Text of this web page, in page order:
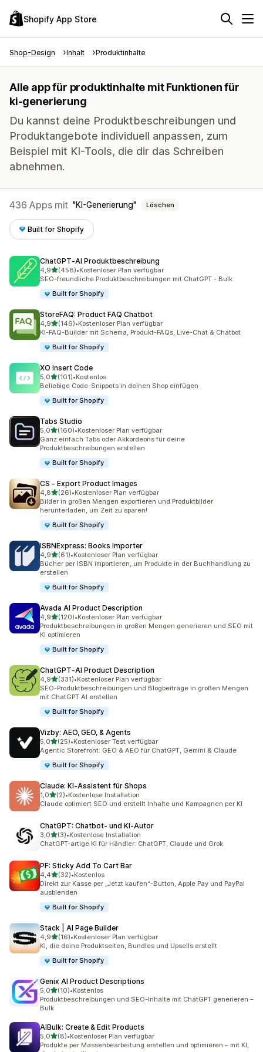
Shopify App Store
Shop-Design Inhalt Produktinhalte
Alle app für produktinhalte mit Funktionen für
ki-generierung
Du kannst deine Produktbeschreibungen und
Produktangebote individuell anpassen, zum
Beispiel mit KI-Tools, die dir das Schreiben
abnehmen.
436 Apps mit KI-Generierung Löschen
Built for Shopify
ChatGPT‑AI Produktbeschreibung
4,9von 5 Sternen
(458)
458 Rezensionen insgesamt
•Kostenloser Plan verfügbar
SEO-freundliche Produktbeschreibungen mit ChatGPT - Bulk
Built for Shopify
StoreFAQ: Product FAQ Chatbot
4,9von 5 Sternen
(146)
146 Rezensionen insgesamt
•Kostenloser Plan verfügbar
KI-FAQ-Builder mit Schema, Produkt-FAQs, Live-Chat & Chatbot
Built for Shopify
XO Insert Code
5,0von 5 Sternen
(101)
101 Rezensionen insgesamt
•Kostenlos
Beliebige Code-Snippets in deinen Shop einfügen
Built for Shopify
Tabs Studio
5,0von 5 Sternen
(160)
160 Rezensionen insgesamt
•Kostenloser Plan verfügbar
Ganz einfach Tabs oder Akkordeons für deine
Produktbeschreibungen erstellen
Built for Shopify
CS ‑ Export Product Images
4,8von 5 Sternen
(26)
26 Rezensionen insgesamt
•Kostenloser Plan verfügbar
Bilder in großen Mengen exportieren und Produktbilder
herunterladen, um Zeit zu sparen!
Built for Shopify
ISBNExpress: Books Importer
4,9von 5 Sternen
(61)
61 Rezensionen insgesamt
•Kostenloser Plan verfügbar
Bücher per ISBN importieren, um Produkte in der Buchhandlung zu
erstellen
Built for Shopify
Avada AI Product Description
4,9von 5 Sternen
(120)
120 Rezensionen insgesamt
•Kostenloser Plan verfügbar
Produktbeschreibungen in großen Mengen generieren und SEO mit
KI optimieren
Built for Shopify
ChatGPT‑AI Product Description
4,9von 5 Sternen
(331)
331 Rezensionen insgesamt
•Kostenloser Plan verfügbar
SEO-Produktbeschreibungen und Blogbeiträge in großen Mengen
mit ChatGPT AI erstellen
Built for Shopify
Vizby: AEO, GEO, & Agents
5,0von 5 Sternen
(25)
25 Rezensionen insgesamt
•Kostenloser Test verfügbar
Agentic Storefront: GEO & AEO für ChatGPT, Gemini & Claude
Built for Shopify
Claude: KI‑Assistent für Shops
1,0von 5 Sternen
(2)
2 Rezensionen insgesamt
•Kostenlose Installation
Claude optimiert SEO und erstellt Inhalte und Kampagnen per KI
ChatGPT: Chatbot‑ und KI‑Autor
3,0von 5 Sternen
(3)
3 Rezensionen insgesamt
•Kostenlose Installation
ChatGPT-artige KI für Händler: ChatGPT, Claude und Grok
PF: Sticky Add To Cart Bar
4,4von 5 Sternen
(32)
32 Rezensionen insgesamt
•Kostenlos
Direkt zur Kasse per „Jetzt kaufen“-Button, Apple Pay und PayPal
ausblenden
Built for Shopify
Stack | AI Page Builder
4,9von 5 Sternen
(16)
16 Rezensionen insgesamt
•Kostenloser Plan verfügbar
KI, die deine Produktseiten, Bundles und Upsells erstellt
Built for Shopify
Genix AI Product Descriptions
5,0von 5 Sternen
(10)
10 Rezensionen insgesamt
•Kostenlos
Produktbeschreibungen und SEO-Inhalte mit ChatGPT generieren –
Bulk
AIBulk: Create & Edit Products
5,0von 5 Sternen
(8)
8 Rezensionen insgesamt
•Kostenloser Plan verfügbar
Produkte per Massenbearbeitung erstellen und optimieren – mit KI,